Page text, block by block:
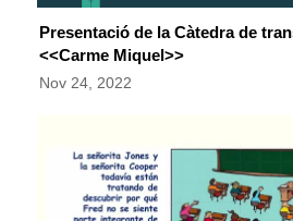
Presentació de la Càtedra de
<<Carme Miquel>>
Nov 24, 2022